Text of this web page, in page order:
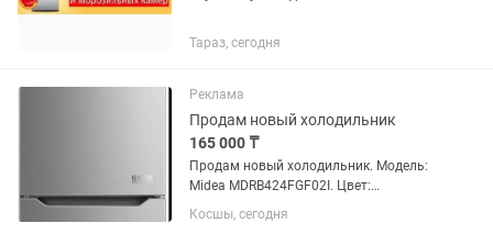
Тараз, сегодня
Реклама
Продам новый холодильник
165 000 ₸
Продам новый холодильник. Модель:
Midea MDRB424FGF02I. Цвет:
нержавеющая сталь. Можно
торговаться.
Косшы, сегодня